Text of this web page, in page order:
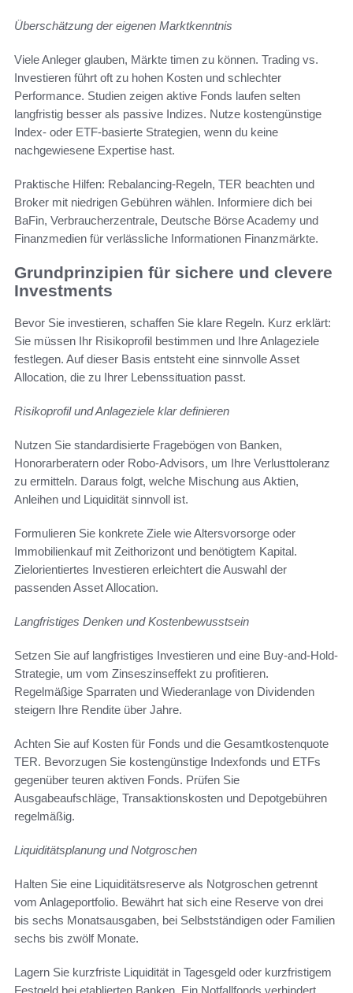
Überschätzung der eigenen Marktkenntnis
Viele Anleger glauben, Märkte timen zu können. Trading vs.
Investieren führt oft zu hohen Kosten und schlechter
Performance. Studien zeigen aktive Fonds laufen selten
langfristig besser als passive Indizes. Nutze kostengünstige
Index- oder ETF-basierte Strategien, wenn du keine
nachgewiesene Expertise hast.
Praktische Hilfen: Rebalancing-Regeln, TER beachten und
Broker mit niedrigen Gebühren wählen. Informiere dich bei
BaFin, Verbraucherzentrale, Deutsche Börse Academy und
Finanzmedien für verlässliche Informationen Finanzmärkte.
Grundprinzipien für sichere und clevere
Investments
Bevor Sie investieren, schaffen Sie klare Regeln. Kurz erklärt:
Sie müssen Ihr Risikoprofil bestimmen und Ihre Anlageziele
festlegen. Auf dieser Basis entsteht eine sinnvolle Asset
Allocation, die zu Ihrer Lebenssituation passt.
Risikoprofil und Anlageziele klar definieren
Nutzen Sie standardisierte Fragebögen von Banken,
Honorarberatern oder Robo-Advisors, um Ihre Verlusttoleranz
zu ermitteln. Daraus folgt, welche Mischung aus Aktien,
Anleihen und Liquidität sinnvoll ist.
Formulieren Sie konkrete Ziele wie Altersvorsorge oder
Immobilienkauf mit Zeithorizont und benötigtem Kapital.
Zielorientiertes Investieren erleichtert die Auswahl der
passenden Asset Allocation.
Langfristiges Denken und Kostenbewusstsein
Setzen Sie auf langfristiges Investieren und eine Buy-and-Hold-
Strategie, um vom Zinseszinseffekt zu profitieren.
Regelmäßige Sparraten und Wiederanlage von Dividenden
steigern Ihre Rendite über Jahre.
Achten Sie auf Kosten für Fonds und die Gesamtkostenquote
TER. Bevorzugen Sie kostengünstige Indexfonds und ETFs
gegenüber teuren aktiven Fonds. Prüfen Sie
Ausgabeaufschläge, Transaktionskosten und Depotgebühren
regelmäßig.
Liquiditätsplanung und Notgroschen
Halten Sie eine Liquiditätsreserve als Notgroschen getrennt
vom Anlageportfolio. Bewährt hat sich eine Reserve von drei
bis sechs Monatsausgaben, bei Selbstständigen oder Familien
sechs bis zwölf Monate.
Lagern Sie kurzfriste Liquidität in Tagesgeld oder kurzfristigem
Festgeld bei etablierten Banken. Ein Notfallfonds verhindert,